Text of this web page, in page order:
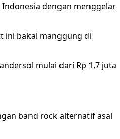
dengan menggelar
ini bakal manggung di
mulai dari Rp 1,7 juta
band rock alternatif asal